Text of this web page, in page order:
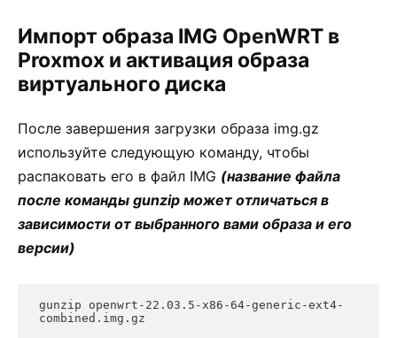
Импорт образа IMG OpenWRT в
Proxmox и активация образа
виртуального диска
После завершения загрузки образа img.gz
используйте следующую команду, чтобы
распаковать его в файл IMG (название файла
после команды gunzip может отличаться в
зависимости от выбранного вами образа и его
версии)
gunzip openwrt-22.03.5-x86-64-generic-ext4-
combined.img.gz